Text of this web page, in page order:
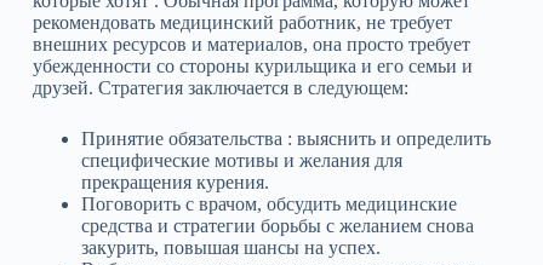
рекомендовать медицинский работник, не требует
внешних ресурсов и материалов, она просто требует
убежденности со стороны курильщика и его семьи и
друзей. Стратегия заключается в следующем:
Принятие обязательства : выяснить и определить
специфические мотивы и желания для
прекращения курения.
Поговорить с врачом, обсудить медицинские
средства и стратегии борьбы с желанием снова
закурить, повышая шансы на успех.